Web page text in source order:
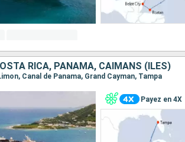
RICA, PANAMA, CAÏMANS (ÎLES)
Canal de Panama, Grand Cayman, Tampa
Payez en 4X